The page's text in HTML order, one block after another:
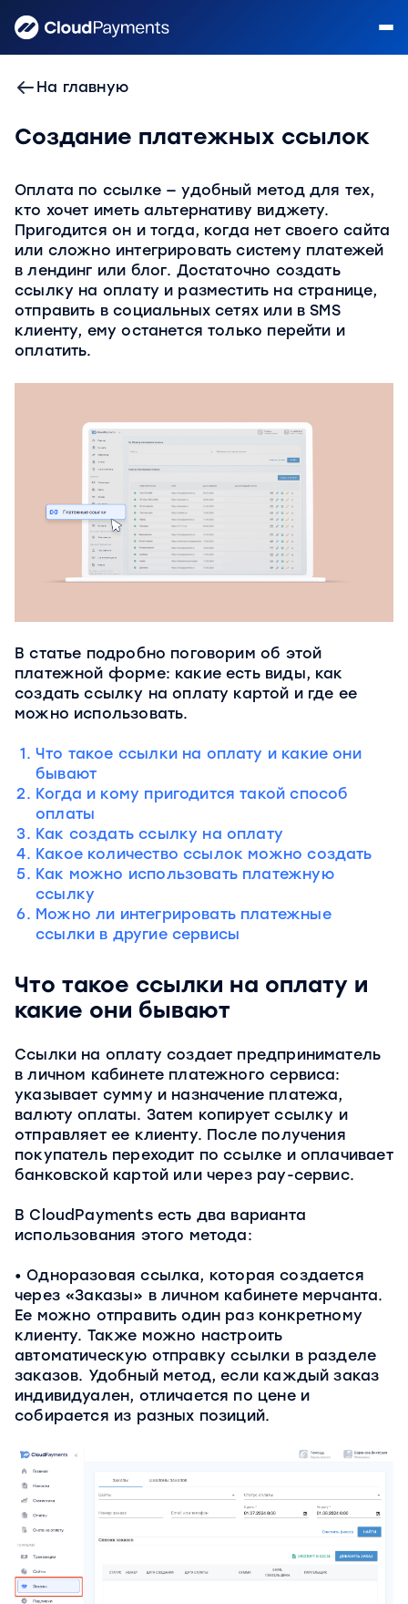
На главную
Создание платежных ссылок
Оплата по ссылке — удобный метод для тех,
кто хочет иметь альтернативу виджету.
Пригодится он и тогда, когда нет своего сайта
или сложно интегрировать систему платежей
в лендинг или блог. Достаточно создать
ссылку на оплату и разместить на странице,
отправить в социальных сетях или в SMS
клиенту, ему останется только перейти и
оплатить.
В статье подробно поговорим об этой
платежной форме: какие есть виды, как
создать ссылку на оплату картой и где ее
можно использовать.
Что такое ссылки на оплату и какие они
бывают
Когда и кому пригодится такой способ
оплаты
Как создать ссылку на оплату
Какое количество ссылок можно создать
Как можно использовать платежную
ссылку
Можно ли интегрировать платежные
ссылки в другие сервисы
Что такое ссылки на оплату и
какие они бывают
Ссылки на оплату создает предприниматель
в личном кабинете платежного сервиса:
указывает сумму и назначение платежа,
валюту оплаты. Затем копирует ссылку и
отправляет ее клиенту. После получения
покупатель переходит по ссылке и оплачивает
банковской картой или через pay-сервис.
В CloudPayments есть два варианта
использования этого метода:
Одноразовая ссылка, которая создается
через «Заказы» в личном кабинете мерчанта.
Ее можно отправить один раз конкретному
клиенту. Также можно настроить
автоматическую отправку ссылки в разделе
заказов. Удобный метод, если каждый заказ
индивидуален, отличается по цене и
собирается из разных позиций.